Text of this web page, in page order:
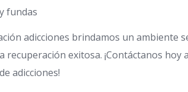
fundas
adicciones brindamos un ambiente
exitosa. ¡Contáctanos hoy
adicciones!